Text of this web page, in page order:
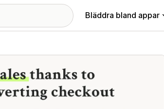
Bläddra bland appar